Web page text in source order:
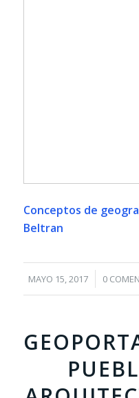
Conceptos de
Beltran
MAYO 15, 2017
/ 0 /